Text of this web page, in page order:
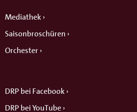
Mediathek
Saisonbroschüren
Orchester
DRP bei Facebook
DRP bei YouTube